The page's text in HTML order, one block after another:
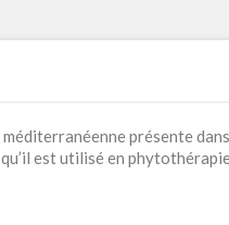
présente
est utilisé en